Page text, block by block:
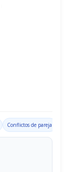
Conflictos de pareja